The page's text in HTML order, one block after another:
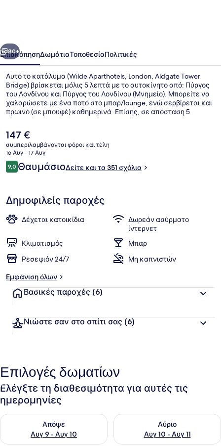
Bridge
Επόμενο
80+
ΕπισκόπησηΔωμάτιαΤοποθεσίαΠολιτικές
Αυτό το κατάλυμα (Wilde Aparthotels, London, Aldgate Tower
Bridge) βρίσκεται μόλις 5 λεπτά με το αυτοκίνητο από: Πύργος
του Λονδίνου και Πύργος του Λονδίνου (Μνημείο). Μπορείτε να
χαλαρώσετε με ένα ποτό στο μπαρ/lounge, ενώ σερβίρεται και
πρωινό (σε μπουφέ) καθημερινά. Επίσης, σε απόσταση 5
Λονδίνου (Μνημείο) και Μπρικ Λέιν. Άλλοι ταξιδιώτες
λατρεύουν το εξυπηρετικό προσωπικό. Το κατάλυμα βρίσκεται
σε πολύ κοντινή απόσταση με τα πόδια από τα μέσα μαζικής
μεταφοράς: το σημείο επιβίβασης Σταθμός Aldgate East
βρίσκεται σε απόσταση 5 λεπτών και το σημείο επιβίβασης
Σταθμός Μετρό του Γουάιτσαπελ βρίσκεται σε απόσταση 9
Η
τρέχουσα
τιμή
είναι
147 €
147 €
συμπεριλαμβάνονται φόροι και τέλη
16 Αυγ - 17 Αυγ
Σχόλια
9,09,0 στα 10
ΘαυμάσιοΔείτε και τα 351 σχόλια
Δημοφιλείς παροχές
Δέχεται κατοικίδια
Δωρεάν ασύρματο
ίντερνετ
Κλιματισμός
Μπαρ
Ρεσεψιόν 24/7
Μη καπνιστών
Εμφάνιση όλων
Βασικές παροχές (6)
Νιώστε σαν στο σπίτι σας (6)
Επιλογές δωματίων
Ελέγξτε τη διαθεσιμότητα για αυτές τις
ημερομηνίες
Απόψε
Αυγ 9 - Αυγ 10
Έλεγχος διαθεσιμότητας για απόψε Αυγ 9 - Αυγ 10
Αύριο
Αυγ 10 - Αυγ 11
Έλεγχος διαθεσιμότητας